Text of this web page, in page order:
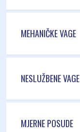
MEHANIČKE VAGE
NESLUŽBENE VAGE
MJERNE POSUDE